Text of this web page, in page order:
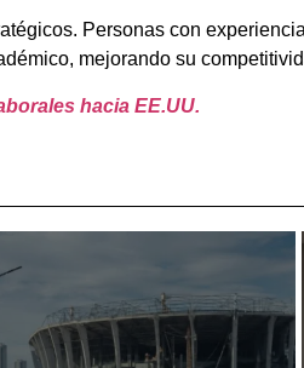
Personas con
mejorando su
hacia EE.UU.